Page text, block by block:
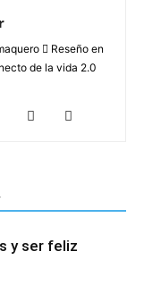
 Reseño en
de la vida 2.0
y ser feliz